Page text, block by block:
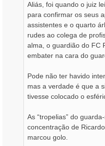
Aliás, foi quando o juiz
para confirmar os seus
assistentes e o quarto
rudes ao colega de
alma, o guardião do FC
embater na cara do
Pode não ter havido
mas a verdade é que a
tivesse colocado o
As “tropelias” do
concentração de
marcou golo.